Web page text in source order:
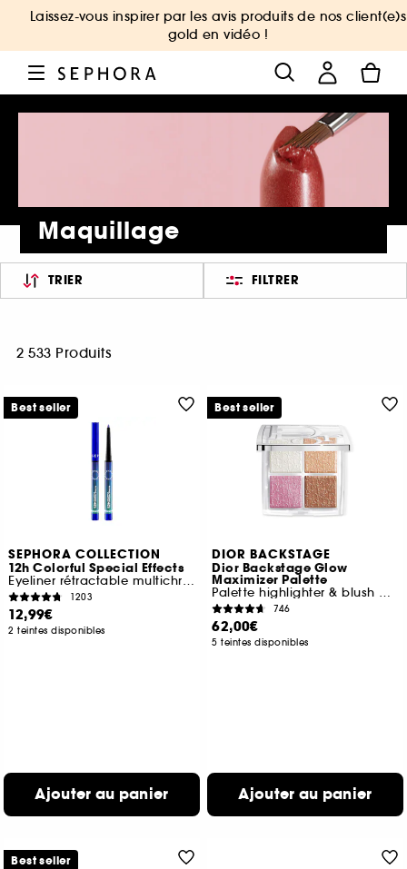
Laissez-vous inspirer par les avis produits de nos client(e)s
gold en vidéo !
Maquillage
TRIER FILTRER
2 533 Produits
SEPHORA COLLECTION
12h Colorful Special Effects
Eyeliner rétractable multichrome
1203
12,99€
2 teintes disponibles
Ajouter au panier
Best seller
DIOR BACKSTAGE
Dior Backstage Glow
Maximizer Palette
Palette highlighter & blush multi-usages
746
62,00€
5 teintes disponibles
Ajouter au panier
Best seller
Best seller